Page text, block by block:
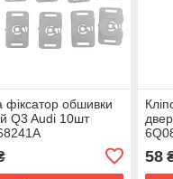
фіксатор обшивки
Q3 Audi 10шт
58